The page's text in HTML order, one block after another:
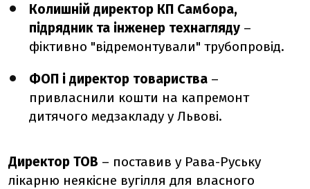
Колишній директор КП Самбора,
підрядник та інженер технагляду –
фіктивно "відремонтували" трубопровід.
ФОП і директор товариства –
привласнили кошти на капремонт
дитячого медзакладу у Львові.
Директор ТОВ – поставив у Рава-Руську
лікарню неякісне вугілля для власного